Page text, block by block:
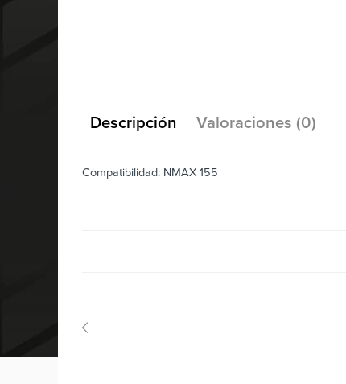
Descripción Valoraciones (0)
Compatibilidad: NMAX 155